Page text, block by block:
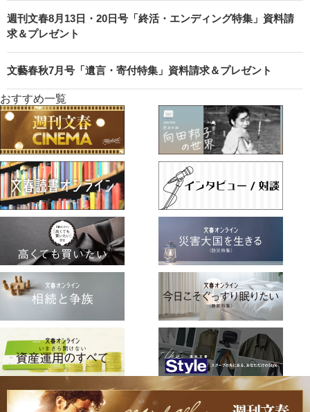
週刊文春8月13日・20日号「終活・エンディング特集」資料請
求＆プレゼント
文藝春秋7月号「遺言・寄付特集」資料請求＆プレゼント
おすすめ一覧